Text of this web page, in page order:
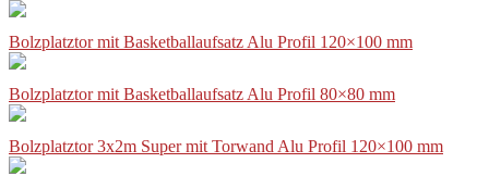
Bolzplatztor mit Basketballaufsatz Alu Profil 120×100 mm
Bolzplatztor mit Basketballaufsatz Alu Profil 80×80 mm
Bolzplatztor 3x2m Super mit Torwand Alu Profil 120×100 mm